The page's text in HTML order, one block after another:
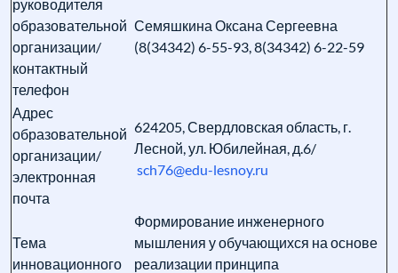
руководителя
образовательной
организации/
контактный
телефон
Семяшкина Оксана Сергеевна
(8(34342) 6-55-93, 8(34342) 6-22-59
Адрес
образовательной
организации/
электронная
почта
624205, Свердловская область, г.
Лесной, ул. Юбилейная, д.6/
sch76@edu-lesnoy.ru
Тема
инновационного
Формирование инженерного
мышления у обучающихся на основе
реализации принципа